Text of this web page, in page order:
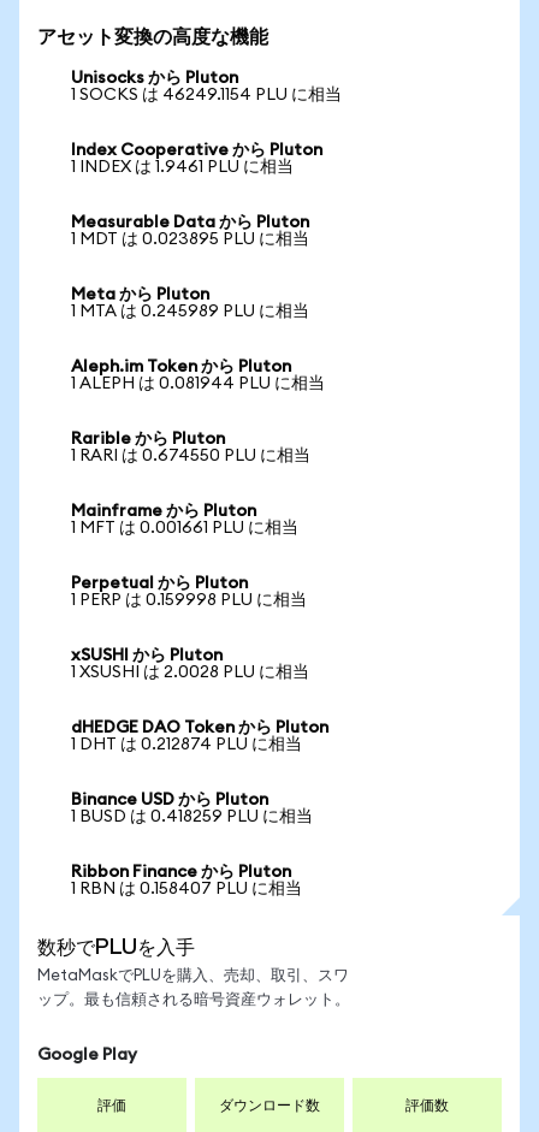
アセット変換の高度な機能
Unisocks から Pluton
1 SOCKS は 46249.1154 PLU に相当
Index Cooperative から Pluton
1 INDEX は 1.9461 PLU に相当
Measurable Data から Pluton
1 MDT は 0.023895 PLU に相当
Meta から Pluton
1 MTA は 0.245989 PLU に相当
Aleph.im Token から Pluton
1 ALEPH は 0.081944 PLU に相当
Rarible から Pluton
1 RARI は 0.674550 PLU に相当
Mainframe から Pluton
1 MFT は 0.001661 PLU に相当
Perpetual から Pluton
1 PERP は 0.159998 PLU に相当
xSUSHI から Pluton
1 XSUSHI は 2.0028 PLU に相当
dHEDGE DAO Token から Pluton
1 DHT は 0.212874 PLU に相当
Binance USD から Pluton
1 BUSD は 0.418259 PLU に相当
Ribbon Finance から Pluton
1 RBN は 0.158407 PLU に相当
数秒でPLUを入手
MetaMaskでPLUを購入、売却、取引、スワ
ップ。最も信頼される暗号資産ウォレット。
Google Play
評価 ダウンロード数 評価数